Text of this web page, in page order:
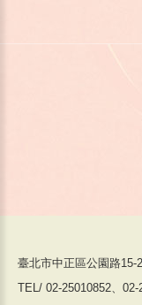
臺北市中正區公園路15-
TEL/ 02-25010852、